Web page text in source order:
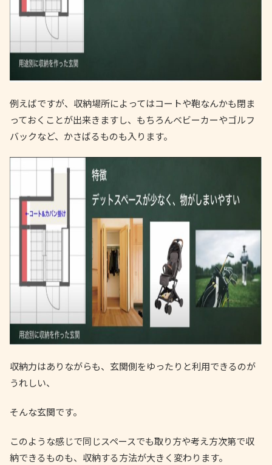
例えばですが、収納場所によってはコートや鞄なんかも閉ま
っておくことが出来きますし、もちろんベビーカーやゴルフ
バックなど、かさばるものも入ります。
収納力はありながらも、玄関側をゆったりと利用できるのが
うれしい、
そんな玄関です。
このような感じで同じスペースでも取り方や考え方次第で収
納できるものも、収納する方法が大きく変わります。